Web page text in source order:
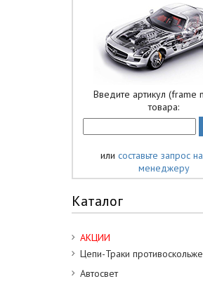
Введите артикул (frame
товара:
или составьте запрос
менеджеру
Каталог
АКЦИИ
Цепи-Траки
Автосвет